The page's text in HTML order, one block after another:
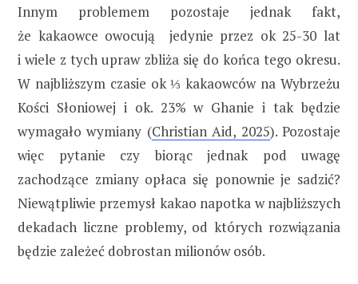
Innym problemem pozostaje jednak fakt,
że kakaowce owocują jedynie przez ok 25-30 lat
i wiele z tych upraw zbliża się do końca tego okresu.
W najbliższym czasie ok ⅓ kakaowców na Wybrzeżu
Kości Słoniowej i ok. 23% w Ghanie i tak będzie
wymagało wymiany (Christian Aid, 2025). Pozostaje
więc pytanie czy biorąc jednak pod uwagę
zachodzące zmiany opłaca się ponownie je sadzić?
Niewątpliwie przemysł kakao napotka w najbliższych
dekadach liczne problemy, od których rozwiązania
będzie zależeć dobrostan milionów osób.